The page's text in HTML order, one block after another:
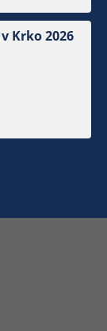
Krko 2026